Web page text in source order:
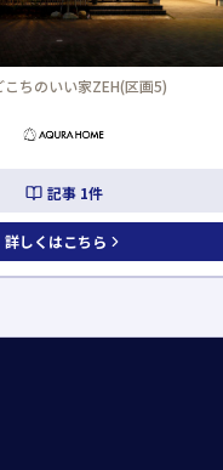
イズ(区画14)
記事 5件
詳しくはこちら